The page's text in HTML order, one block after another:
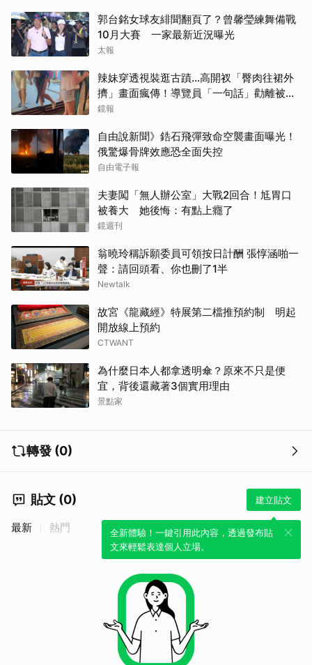
郭台銘女球友緋聞翻頁了？曾馨瑩練舞備戰
10月大賽 一家最新近況曝光
太報
辣妹穿透視裝逛古蹟…高開衩「臀肉往裙外
擠」畫面瘋傳！導覽員「一句話」勸離被狂
讚
鏡報
自由說新聞》鋯石飛彈致命空襲畫面曝光！
俄驚爆骨牌效應恐全面失控
自由電子報
夫妻闖「無人辦公室」大戰2回合！尪胃口
被養大 她後悔：有點上癮了
鏡週刊
翁曉玲稱訴願委員可領按日計酬 張惇涵啪一
聲：請回頭看、你也刪了1半
Newtalk
故宮《龍藏經》特展第二檔推預約制 明起
開放線上預約
CTWANT
為什麼日本人都拿透明傘？原來不只是便
宜，背後還藏著3個實用理由
景點家
轉發 (0)
貼文 (0) 建立貼文
全新體驗！一鍵引用此內容，透過發布貼
文來輕鬆表達個人立場。
最新 熱門
取消